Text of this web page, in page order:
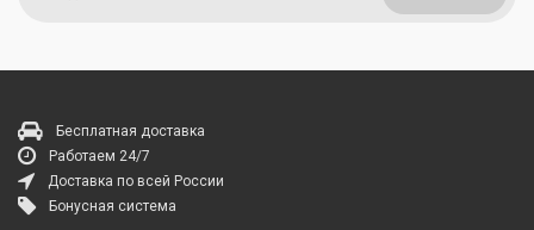
Бесплатная доставка
Работаем 24/7
Доставка по всей России
Бонусная система